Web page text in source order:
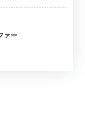
ァー